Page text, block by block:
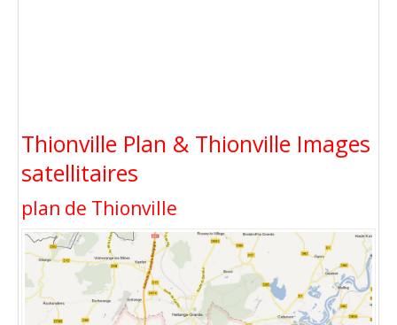
Thionville Plan & Thionville Images
satellitaires
plan de Thionville